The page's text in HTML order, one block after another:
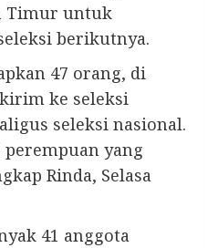
Timur untuk
berikutnya.
47 orang, di
ke seleksi
seleksi nasional.
yang
Rinda, Selasa
41 anggota